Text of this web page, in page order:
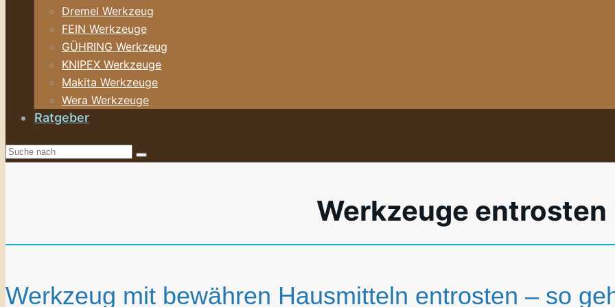
Dremel Werkzeug
FEIN Werkzeuge
GÜHRING Werkzeug
KNIPEX Werkzeuge
Makita Werkzeuge
Wera Werkzeuge
Ratgeber
Werkzeuge entrosten
Werkzeug mit bewähren Hausmitteln entrosten – so